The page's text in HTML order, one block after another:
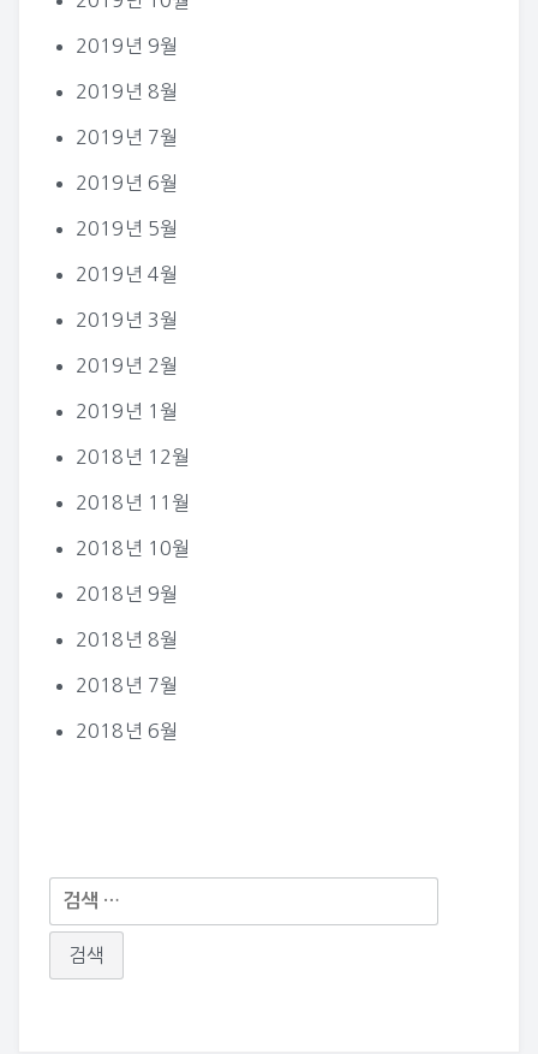
2019년 9월
2019년 8월
2019년 7월
2019년 6월
2019년 5월
2019년 4월
2019년 3월
2019년 2월
2019년 1월
2018년 12월
2018년 11월
2018년 10월
2018년 9월
2018년 8월
2018년 7월
2018년 6월
다
음